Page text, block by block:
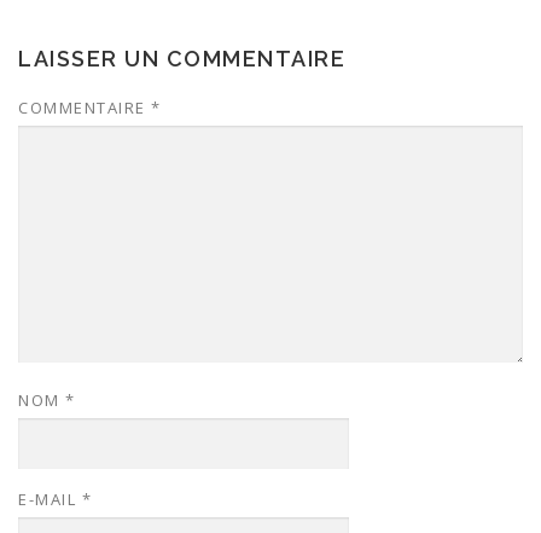
LAISSER UN COMMENTAIRE
COMMENTAIRE *
NOM *
E-MAIL *